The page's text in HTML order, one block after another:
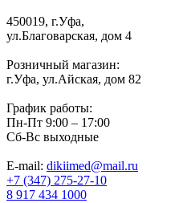
450019, г.Уфа,
ул.Благоварская, дом 4
Розничный магазин:
г.Уфа, ул.Айская, дом 82
График работы:
Пн-Пт 9:00 – 17:00
Сб-Вс выходные
E-mail: dikiimed@mail.ru
+7 (347) 275-27-10
8 917 434 1000